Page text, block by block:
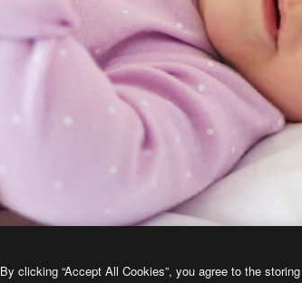
By clicking “Accept All Cookies”, you agree to the